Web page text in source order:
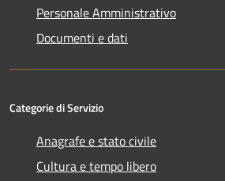
Personale Amministrativo
Documenti e dati
Categorie di Servizio
Anagrafe e stato civile
Cultura e tempo libero